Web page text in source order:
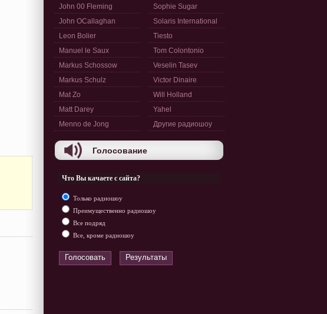
John 00 Fleming
John OCallaghan
Leon Bolier
Manuel le Saux
Markus Schossow
Markus Schulz
Mat Zo
Matt Darey
Menno de Jong
Sophie Sugar
Solaris International
Tiesto
Tom Colontonio
Veselin Tasev
Victor Dinaire
Will Holland
Yahel
Другие радиошоу
Голосование
Что Вы качаете с сайта?
Только радиошоу
Преимущественно радиошоу
Все подряд
Все, кроме радиошоу
Голосовать Результаты